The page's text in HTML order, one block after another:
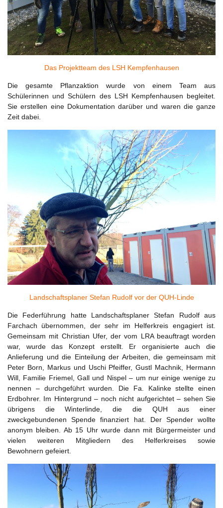
Das Projektteam des LSH Kempfenhausen
Die gesamte Pflanzaktion wurde von einem Team aus
Schülerinnen und Schülern des LSH Kempfenhausen begleitet.
Sie erstellen eine Dokumentation darüber und waren die ganze
Zeit dabei.
Landschaftsplaner Stefan Rudolf vor der QUH-Linde
Die Federführung hatte Landschaftsplaner Stefan Rudolf aus
Farchach übernommen, der sehr im Helferkreis engagiert ist.
Gemeinsam mit Christian Ufer, der vom LRA beauftragt worden
war, wurde das Konzept erstellt. Er organisierte auch die
Anlieferung und die Einteilung der Arbeiten, die gemeinsam mit
Peter Born, Markus und Uschi Pfeiffer, Gustl Machnik, Hermann
Will, Familie Friemel, Gall und Nispel – um nur einige wenige zu
nennen – durchgeführt wurden. Die Fa. Kalinke stellte einen
Erdbohrer. Im Hintergrund – noch nicht aufgerichtet – sehen Sie
übrigens die Winterlinde, die die QUH aus einer
zweckgebundenen Spende finanziert hat. Der Spender wollte
anonym bleiben. Ab 15 Uhr wurde dann mit Bürgermeister und
vielen weiteren Mitgliedern des Helferkreises sowie
Bewohnern gefeiert.